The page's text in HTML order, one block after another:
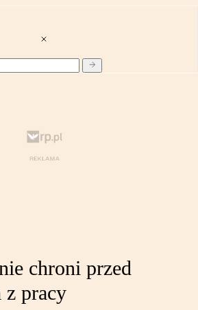
chroni przed
z pracy